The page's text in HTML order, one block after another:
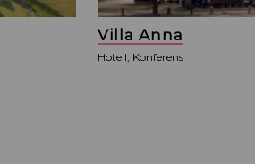
Villa Anna
Hotell, Konferens